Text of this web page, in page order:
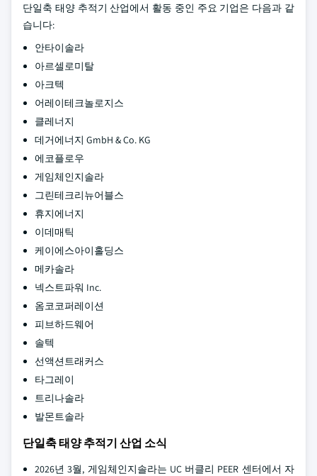
단일축 태양 추적기 산업에서 활동 중인 주요 기업은 다음과 같
습니다:
안타이솔라
아르셀로미탈
아크텍
어레이테크놀로지스
클레너지
데거에너지 GmbH & Co. KG
에코플로우
게임체인지솔라
그린테크리뉴어블스
휴지에너지
이데매틱
케이에스아이홀딩스
메카솔라
넥스트파워 Inc.
옴코코퍼레이션
피브하드웨어
솔텍
선액션트래커스
타그레이
트리나솔라
발몬트솔라
단일축 태양 추적기 산업 소식
2026년 3월, 게임체인지솔라는 UC 버클리 PEER 센터에서 자